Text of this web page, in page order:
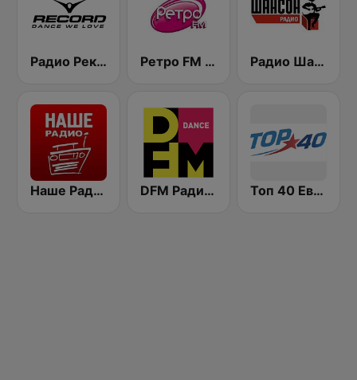
Радио Рекорд 101.9 (Radio Record) Ретро FM (Retro FM) Радио Шансон (Chanson)
Наше Радио (Radio Nashe) DFM Радио 101.2 FM (DFM Radio) Топ 40 Европа Плюс (Top 40 Europa Plus)